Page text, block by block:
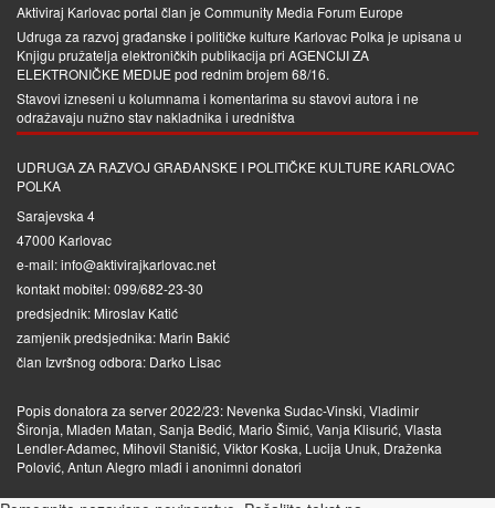
Aktiviraj Karlovac portal član je Community Media Forum Europe
Udruga za razvoj građanske i političke kulture Karlovac Polka je upisana u
Knjigu pružatelja elektroničkih publikacija pri AGENCIJI ZA
ELEKTRONIČKE MEDIJEpod rednim brojem 68/16.
Stavovi izneseni u kolumnama i komentarima su stavovi autora i ne
odražavaju nužno stav nakladnika i uredništva
UDRUGA ZA RAZVOJ GRAĐANSKE I POLITIČKE KULTURE KARLOVAC
POLKA
Sarajevska 4
47000 Karlovac
e-mail: info@aktivirajkarlovac.net
kontakt mobitel: 099/682-23-30
predsjednik: Miroslav Katić
zamjenik predsjednika: Marin Bakić
član Izvršnog odbora: Darko Lisac
Popis donatora za server 2022/23: Nevenka Sudac-Vinski, Vladimir
Šironja, Mladen Matan, Sanja Bedić, Mario Šimić, Vanja Klisurić, Vlasta
Lendler-Adamec, Mihovil Stanišić, Viktor Koska, Lucija Unuk, Draženka
Polović, Antun Alegro mlađi i anonimni donatori